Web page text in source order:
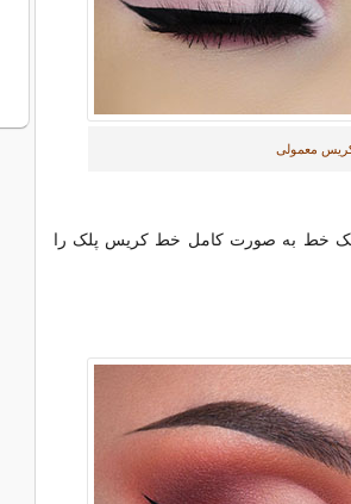
معمولی
خط به صورت کامل خط کریس پلک را